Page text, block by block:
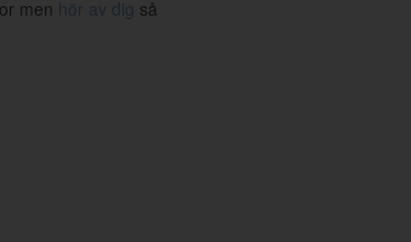
men hör av dig
så